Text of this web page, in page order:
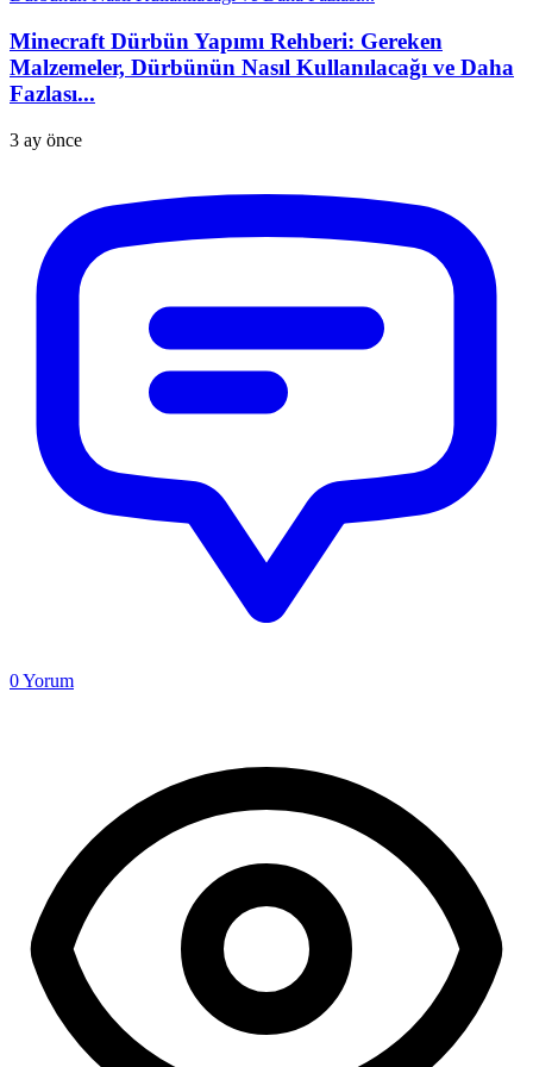
Minecraft Dürbün Yapımı Rehberi: Gereken
Malzemeler, Dürbünün Nasıl Kullanılacağı ve Daha
Fazlası...
3 ay önce
0Yorum